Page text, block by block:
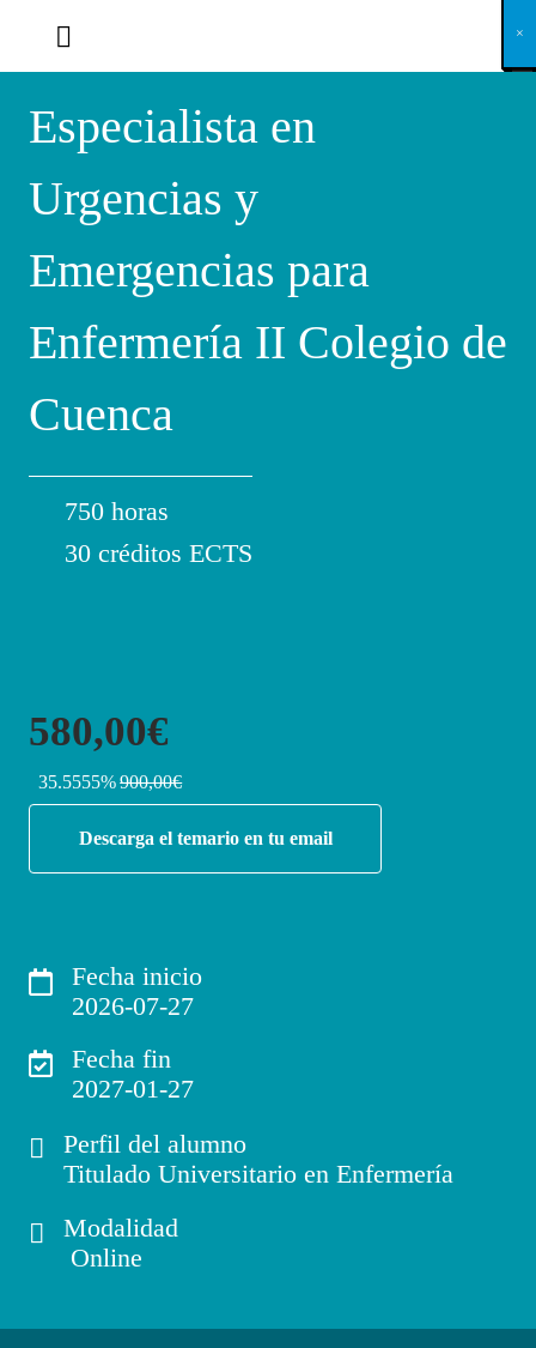
Especialista en
Urgencias y
Emergencias para
Enfermería II Colegio de
Cuenca
750 horas
30 créditos ECTS
580,00€
35.5555%900,00€
Descarga el temario en tu email
Fecha inicio
2026-07-27
Fecha fin
2027-01-27
Perfil del alumno
Titulado Universitario en Enfermería
Modalidad
Online
X
×
×
×
×
×
×
×
×
×
×
×
×
×
×
×
×
×
×
×
×
×
×
×
×
×
×
×
×
×
×
×
×
×
×
×
×
×
×
×
×
×
×
×
×
×
×
×
×
×
×
×
×
×
×
×
×
×
×
×
×
×
×
×
×
×
×
×
×
×
×
×
×
×
×
×
×
×
×
×
×
×
×
×
×
×
×
×
×
×
×
×
×
×
×
×
×
×
×
×
×
×
×
×
×
×
×
×
×
×
×
×
×
×
×
×
×
×
×
×
×
×
×
×
×
×
×
×
×
×
×
×
×
×
×
×
×
×
×
×
×
×
×
×
×
×
×
×
×
×
×
×
×
×
×
×
×
×
×
×
×
×
×
×
×
×
×
×
×
×
×
×
×
×
×
×
×
×
×
×
×
×
×
×
×
×
×
×
×
×
×
×
×
×
×
×
×
×
×
×
×
×
×
×
×
×
×
×
×
×
×
×
×
×
×
×
×